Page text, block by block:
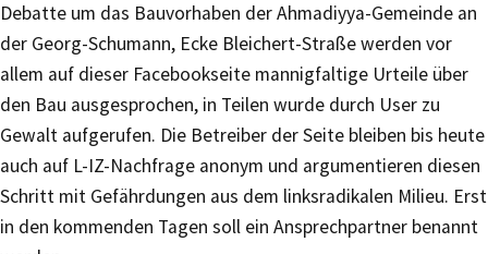
Debatte um das Bauvorhaben der Ahmadiyya-Gemeinde an
der Georg-Schumann, Ecke Bleichert-Straße werden vor
allem auf dieser Facebookseite mannigfaltige Urteile über
den Bau ausgesprochen, in Teilen wurde durch User zu
Gewalt aufgerufen. Die Betreiber der Seite bleiben bis heute
auch auf L-IZ-Nachfrage anonym und argumentieren diesen
Schritt mit Gefährdungen aus dem linksradikalen Milieu. Erst
in den kommenden Tagen soll ein Ansprechpartner benannt